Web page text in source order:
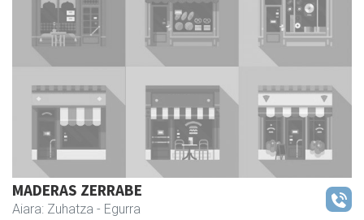
MADERAS ZERRABE
Aiara: Zuhatza - Egurra